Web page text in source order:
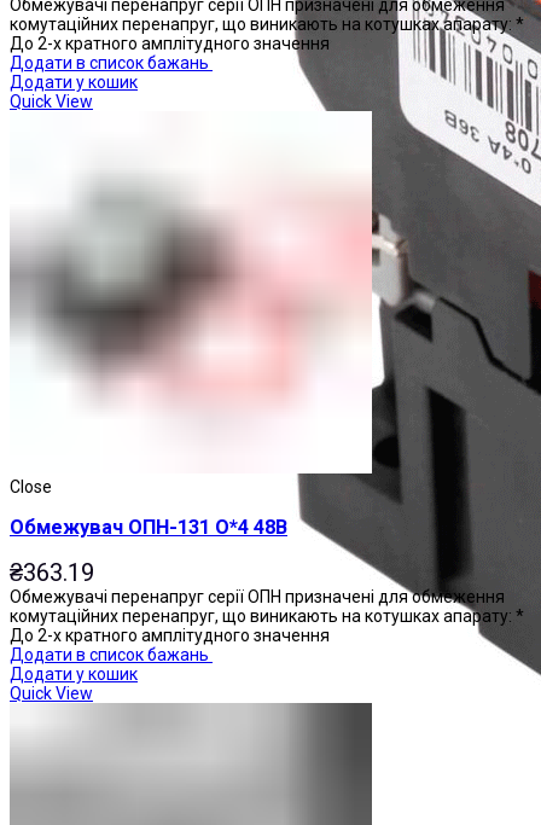
Обмежувачі перенапруг серії ОПН призначені для обмеження
комутаційних перенапруг, що виникають на котушках апарату: *
До 2-х кратного амплітудного значення
Додати в список бажань
Додати у кошик
Quick View
Close
Обмежувач ОПН-131 О*4 48В
₴363.19
Обмежувачі перенапруг серії ОПН призначені для обмеження
комутаційних перенапруг, що виникають на котушках апарату: *
До 2-х кратного амплітудного значення
Додати в список бажань
Додати у кошик
Quick View